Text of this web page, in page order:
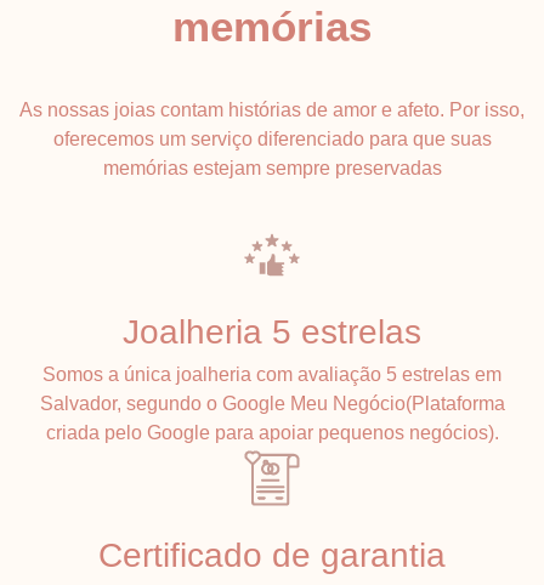
memórias
As nossas joias contam histórias de amor e afeto. Por isso,
oferecemos um serviço diferenciado para que suas
memórias estejam sempre preservadas
Joalheria 5 estrelas
Somos a única joalheria com avaliação 5 estrelas em
Salvador, segundo o Google Meu Negócio(Plataforma
criada pelo Google para apoiar pequenos negócios).
Certificado de garantia